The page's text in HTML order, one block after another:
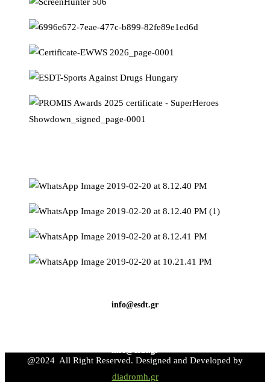
info@esdt.gr
info@esdt.gr
@2024 All Right Reserved. Designed and Developed by
diadromh.gr